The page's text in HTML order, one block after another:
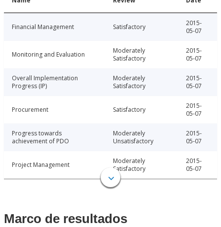
Financial Management Satisfactory
2015-
05-07
Monitoring and Evaluation
Moderately
Satisfactory
2015-
05-07
Overall Implementation
Progress (IP)
Moderately
Satisfactory
2015-
05-07
Procurement Satisfactory
2015-
05-07
Progress towards
achievement of PDO
Moderately
Unsatisfactory
2015-
05-07
Project Management
Moderately
Satisfactory
2015-
05-07
Marco de resultados